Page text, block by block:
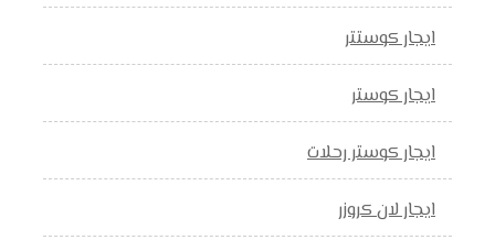
ايجار كوستتر
ايجار كوستر
ايجار كوستر رحلات
ايجار لان كروزر